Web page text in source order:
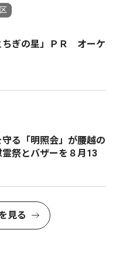
ちぎの星」ＰＲ オーケ
る「明照会」が腰越の
祭とバザーを８月13
見る